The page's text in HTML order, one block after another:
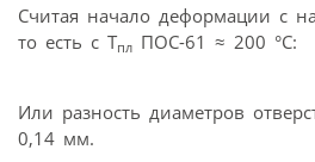
Считая начало деформации с
то есть с Тпл ПОС-61 ≈ 200 °С:
Или разность диаметров
0,14 мм.